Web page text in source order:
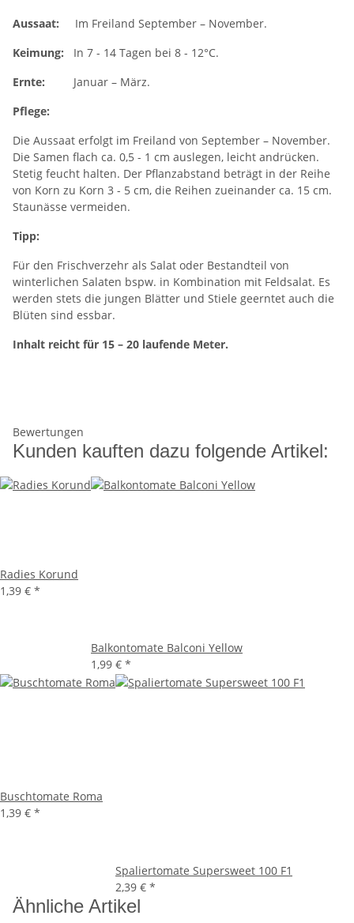
Aussaat: Im Freiland September – November.
Keimung: In 7 - 14 Tagen bei 8 - 12°C.
Ernte: Januar – März.
Pflege:
Die Aussaat erfolgt im Freiland von September – November.
Die Samen flach ca. 0,5 - 1 cm auslegen, leicht andrücken.
Stetig feucht halten. Der Pflanzabstand beträgt in der Reihe
von Korn zu Korn 3 - 5 cm, die Reihen zueinander ca. 15 cm.
Staunässe vermeiden.
Tipp:
Für den Frischverzehr als Salat oder Bestandteil von
winterlichen Salaten bspw. in Kombination mit Feldsalat. Es
werden stets die jungen Blätter und Stiele geerntet auch die
Blüten sind essbar.
Inhalt reicht für 15 – 20 laufende Meter.
Bewertungen
Kunden kauften dazu folgende Artikel:
Radies Korund
1,39 € *
Balkontomate Balconi Yellow
1,99 € *
Buschtomate Roma
1,39 € *
Spaliertomate Supersweet 100 F1
2,39 € *
Ähnliche Artikel